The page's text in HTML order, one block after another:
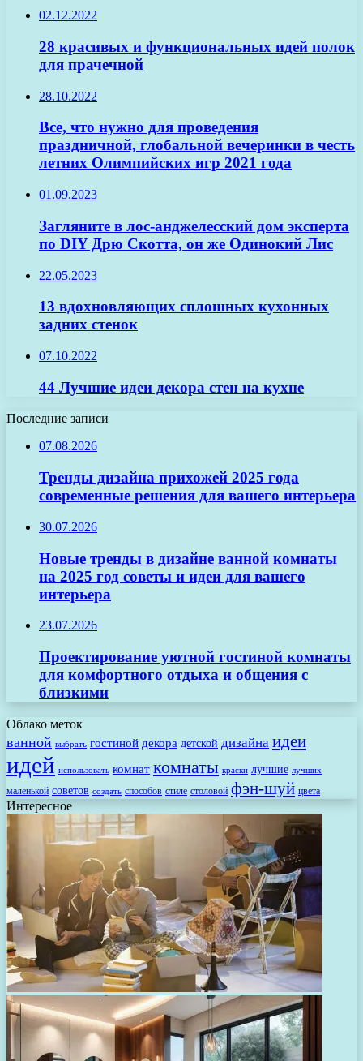
02.12.2022
28 красивых и функциональных идей полок
для прачечной
28.10.2022
Все, что нужно для проведения
праздничной, глобальной вечеринки в честь
летних Олимпийских игр 2021 года
01.09.2023
Загляните в лос-анджелесский дом эксперта
по DIY Дрю Скотта, он же Одинокий Лис
22.05.2023
13 вдохновляющих сплошных кухонных
задних стенок
07.10.2022
44 Лучшие идеи декора стен на кухне
Последние записи
07.08.2026
Тренды дизайна прихожей 2025 года
современные решения для вашего интерьера
30.07.2026
Новые тренды в дизайне ванной комнаты
на 2025 год советы и идеи для вашего
интерьера
23.07.2026
Проектирование уютной гостиной комнаты
для комфортного отдыха и общения с
близкими
Облако меток
ванной выбрать гостиной декора детской дизайна идеи
идей использовать комнат комнаты краски лучшие лучших
маленькой советов создать способов стиле столовой фэн-шуй цвета
Интересное